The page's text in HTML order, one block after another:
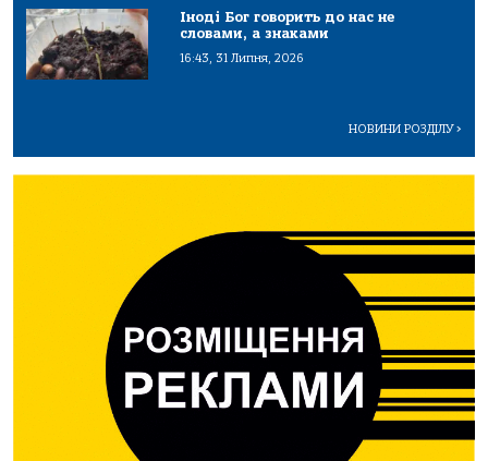
Іноді Бог говорить до нас не
словами, а знаками
16:43, 31 Липня, 2026
НОВИНИ РОЗДІЛУ>